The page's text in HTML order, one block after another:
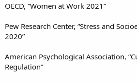
OECD, “Women at Work 2021”
Pew Research Center, “Stress and
2020”
American Psychological Association,
Regulation”